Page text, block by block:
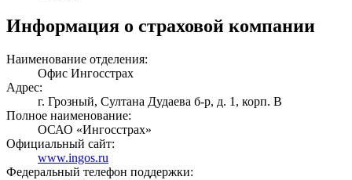
Информация о страховой компании
Наименование отделения:
Офис Ингосстрах
Адрес:
г. Грозный, Султана Дудаева б-р, д. 1, корп. В
Полное наименование:
ОСАО «Ингосстрах»
Официальный сайт:
www.ingos.ru
Федеральный телефон поддержки: